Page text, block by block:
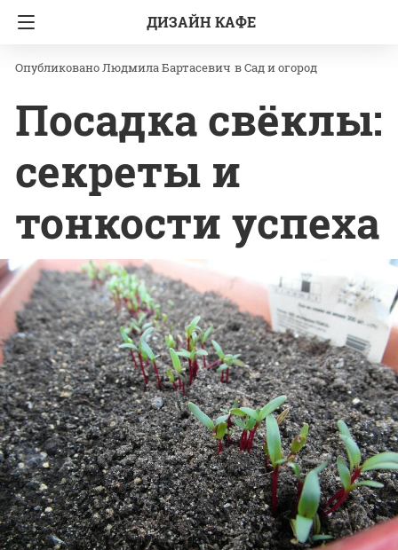
ДИЗАЙН КАФЕ
Главная Сад и огород
Людмила Бартасевич вСад и огород
Посадка свёклы:
секреты и
тонкости успеха